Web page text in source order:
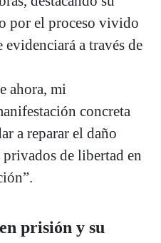
por el proceso vivido
evidenciará a través de
ahora, mi
concreta
a reparar el daño
de libertad en
prisión y su